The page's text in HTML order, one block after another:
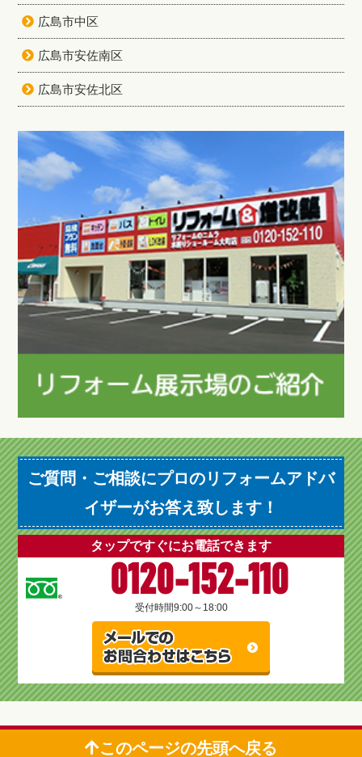
広島市中区
広島市安佐南区
広島市安佐北区
ご質問・ご相談にプロのリフォームアドバ
イザーがお答え致します！
タップですぐにお電話できます
0120-152-110
受付時間9:00～18:00
このページの先頭へ戻る